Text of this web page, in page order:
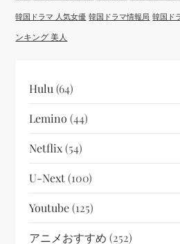
韓国ドラマ 人気女優 韓国ドラマ情報局 韓国ド
ンキング 美人
Hulu (64)
Lemino (44)
Netflix(54)
U-Next(100)
Youtube(125)
アニメおすすめ (252)